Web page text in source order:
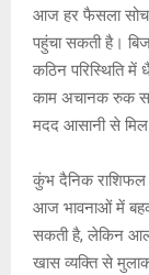
आज हर फैसला
पहुंचा सकती है।
कठिन परिस्थिति में
काम अचानक रुक
मदद आसानी से मिल
कुंभ दैनिक राशिफल
आज भावनाओं में
सकती है, लेकिन
खास व्यक्ति से